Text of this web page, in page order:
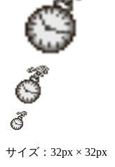
サイズ：32px × 32px